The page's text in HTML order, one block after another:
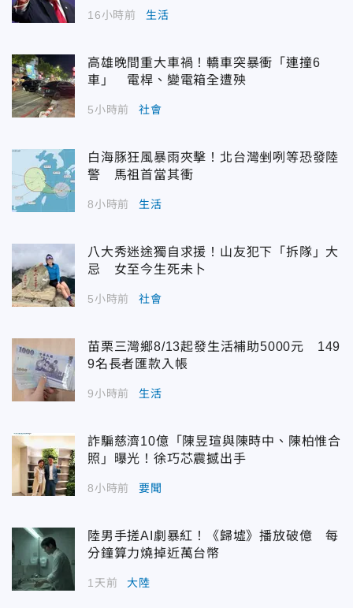
16小時前 生活
高雄晚間重大車禍！轎車突暴衝「連撞6
車」 電桿、變電箱全遭殃
5小時前 社會
白海豚狂風暴雨夾擊！北台灣剉咧等恐發陸
警 馬祖首當其衝
8小時前 生活
八大秀迷途獨自求援！山友犯下「拆隊」大
忌 女至今生死未卜
5小時前 社會
苗栗三灣鄉8/13起發生活補助5000元 149
9名長者匯款入帳
9小時前 生活
詐騙慈濟10億「陳昱瑄與陳時中、陳柏惟合
照」曝光！徐巧芯震撼出手
8小時前 要聞
陸男手搓AI劇暴紅！《歸墟》播放破億 每
分鐘算力燒掉近萬台幣
1天前 大陸